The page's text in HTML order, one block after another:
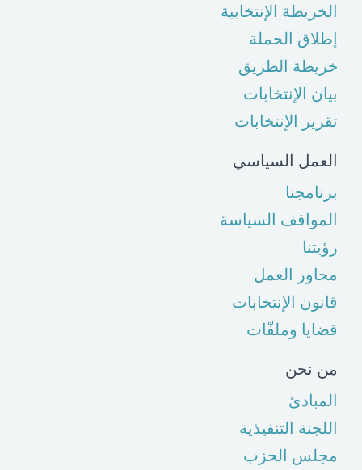
الخريطة الإنتخابية
إطلاق الحملة
خريطة الطريق
بيان الإنتخابات
تقرير الإنتخابات
العمل السياسي
برنامجنا
المواقف السياسة
رؤيتنا
محاور العمل
قانون الإنتخابات
قضايا وملفّات
من نحن
المبادئ
اللجنة التنفيذية
مجلس الحزب